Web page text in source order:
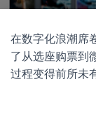
在数字化浪潮席
了从选座购票到
过程变得前所未